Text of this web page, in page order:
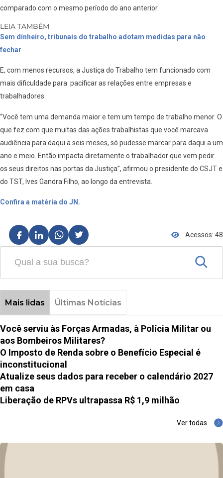
comparado com o mesmo período do ano anterior.
LEIA TAMBÉM
Sem dinheiro, tribunais do trabalho adotam medidas para não
fechar
E, com menos recursos, a Justiça do Trabalho tem funcionado com
mais dificuldade para pacificar as relações entre empresas e
trabalhadores.
“Você tem uma demanda maior e tem um tempo de trabalho menor. O
que fez com que muitas das ações trabalhistas que você marcava
audiência para daqui a seis meses, só pudesse marcar para daqui a um
ano e meio. Então impacta diretamente o trabalhador que vem pedir
os seus direitos nas portas da Justiça”, afirmou o presidente do CSJT e
do TST, Ives Gandra Filho, ao longo da entrevista.
Confira a matéria do JN.
Acessos: 48
Mais lidas Últimas Notícias
Você serviu às Forças Armadas, à Polícia Militar ou
aos Bombeiros Militares?
O Imposto de Renda sobre o Benefício Especial é
inconstitucional
Atualize seus dados para receber o calendário 2027
em casa
Liberação de RPVs ultrapassa R$ 1,9 milhão
Ver todas